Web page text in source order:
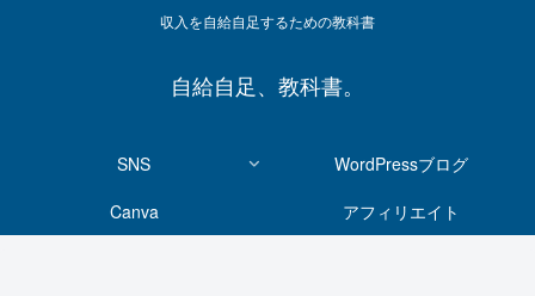
収入を自給自足するための教科書
自給自足、教科書。
SNS
WordPressブログ
Canva
アフィリエイト